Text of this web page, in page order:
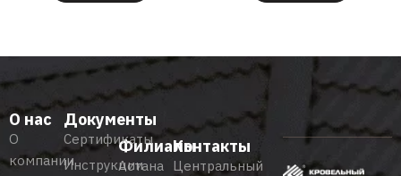
О нас
О
компании
Документы
Сертификаты
Инструкции
Филиалы
Астана
Контакты
Центральный